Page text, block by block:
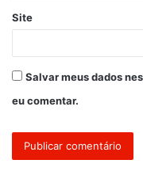
Site
Salvar meus dados
eu comentar.